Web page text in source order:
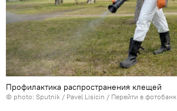
Профилактика распространения клещей
© photo: Sputnik / Pavel Lisicin / Перейти в фотобанк